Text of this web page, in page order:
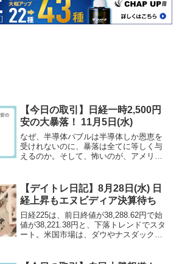
【今日の取引】日経一時2,500円
安の大暴落！ 11月5日(水)
なぜ、半導体バブルは半導体しか恩恵を
受けれないのに、暴落は全てに等しく与
えるのか。そして、怖いのが、アメリカ
【デイトレ日記】8月28日(水) 日
経上昇もエヌビディア決算待ち
日経225は、前日終値が38,288.62円で始
値が38,221.38円と、下落トレンドでスタ
ート。米国市場は、ダウやナスダック、S